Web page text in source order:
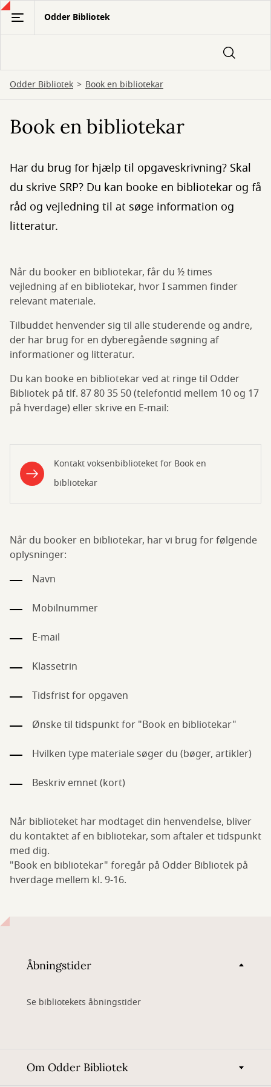
Gå
hovedindhold
Odder Bibliotek
Odder Bibliotek Book en bibliotekar
Book en bibliotekar
Har du brug for hjælp til opgaveskrivning? Skal
du skrive SRP? Du kan booke en bibliotekar og få
råd og vejledning til at søge information og
litteratur.
Når du booker en bibliotekar, får du ½ times
vejledning af en bibliotekar, hvor I sammen finder
relevant materiale.
Tilbuddet henvender sig til alle studerende og andre,
der har brug for en dyberegående søgning af
informationer og litteratur.
Du kan booke en bibliotekar ved at ringe til Odder
Bibliotek på tlf. 87 80 35 50 (telefontid mellem 10 og 17
på hverdage) eller skrive en E-mail:
Kontakt voksenbiblioteket for Book en
bibliotekar
Når du booker en bibliotekar, har vi brug for følgende
oplysninger:
Navn
Mobilnummer
E-mail
Klassetrin
Tidsfrist for opgaven
Ønske til tidspunkt for "Book en bibliotekar"
Hvilken type materiale søger du (bøger, artikler)
Beskriv emnet (kort)
Når biblioteket har modtaget din henvendelse, bliver
du kontaktet af en bibliotekar, som aftaler et tidspunkt
med dig.
"Book en bibliotekar" foregår på Odder Bibliotek på
hverdage mellem kl. 9-16.
Åbningstider
Se bibliotekets åbningstider
Om Odder Bibliotek